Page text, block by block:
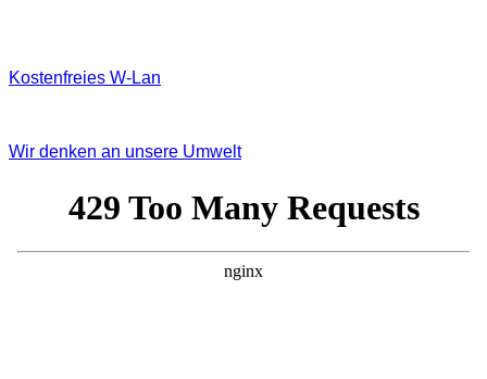
Kostenfreies W‐Lan
Wir denken an unsere Umwelt